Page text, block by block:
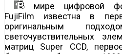
мире цифровой
FujiFilm известна в
оригинальным
светочувствительных
матриц Super CCD,